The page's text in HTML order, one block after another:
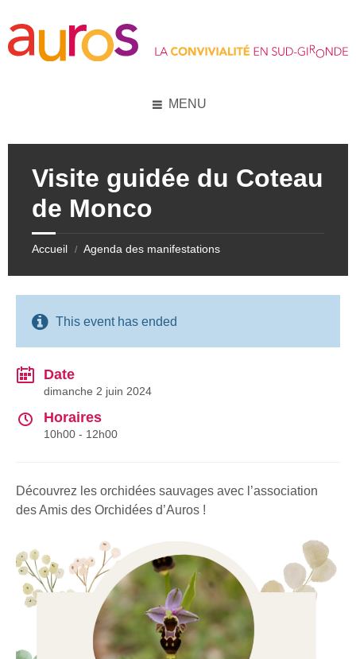
content
left
sidebar
right
sidebar
footer
MENU
Visite guidée du Coteau
de Monco
Accueil / Agenda des manifestations
This event has ended
Date
dimanche 2 juin 2024
Horaires
10h00 - 12h00
Découvrez les orchidées sauvages avec l’association
des Amis des Orchidées d’Auros !